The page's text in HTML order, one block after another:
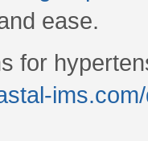
ease.
for